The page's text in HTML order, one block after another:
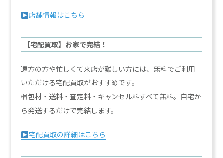
店舗情報はこちら
【宅配買取】お家で完結！
遠方の方や忙しくて来店が難しい方には、無料でご利用
いただける宅配買取がおすすめです。
梱包材・送料・査定料・キャンセル料すべて無料。自宅か
ら発送するだけで完結します。
宅配買取の詳細はこちら